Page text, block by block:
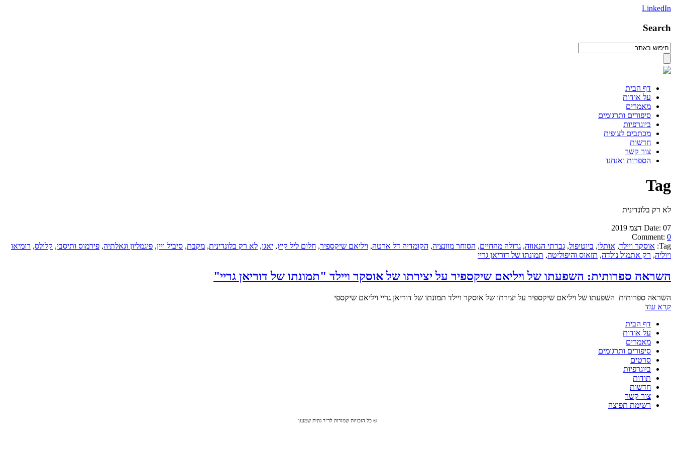
LinkedIn
Search
דף הבית
על אודות
מאמרים
סיפורים ותרגומים
ביוגרפיות
מכתבים לצופית
חדשות
צור קשר
הספרות ואנחנו
Tag
לא רק בלונדינית
Date: 07 דצמ 2019
Comment: 0
Tag: אוסקר ויילד, אותלו, ביוטיפול, גברתי הנאווה, גדולה מהחיים, הסוחר מוונציה, הקומדיה דל ארטה, ויליאם שיקספיר, חלום ליל קיץ, יאגו, לא רק בלונדינית, מקבת, סיביל ויין, פיגמליון וגאלתיה, פירמוס ותיסבי, קלולס, רומיאו
ויוליה, רק אתמול נולדה, תזאוס והיפוליטה, תמונתו של דוריאן גריי
השראה ספרותית: השפעתו של ויליאם שיקספיר על יצירתו של אוסקר ויילד "תמונתו של דוריאן גריי"
השראה ספרותית השפעתו של ויליאם שיקספיר על יצירתו של אוסקר ויילד תמונתו של דוריאן גריי ויליאם שיקספי
קרא עוד
דף הבית
על אודות
מאמרים
סיפורים ותרגומים
סרטים
ביוגרפיות
תודות
חדשות
צור קשר
רשימת תפוצה
© כל הזכויות שמורות לד"ר גתית שמעון